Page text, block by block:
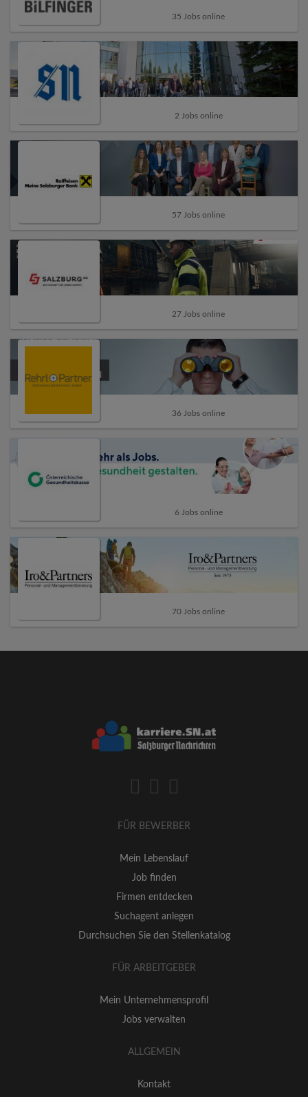
35 Jobs online
2 Jobs online
57 Jobs online
27 Jobs online
36 Jobs online
6 Jobs online
70 Jobs online
FÜR BEWERBER
Mein Lebenslauf
Job finden
Firmen entdecken
Suchagent anlegen
Durchsuchen Sie den Stellenkatalog
FÜR ARBEITGEBER
Mein Unternehmensprofil
Jobs verwalten
ALLGEMEIN
Kontakt